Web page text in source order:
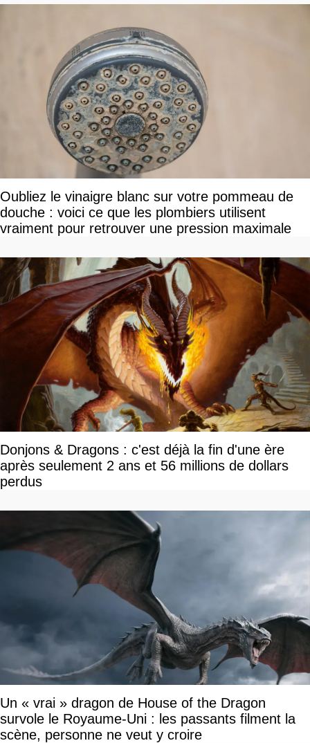
Oubliez le vinaigre blanc sur votre pommeau de
douche : voici ce que les plombiers utilisent
vraiment pour retrouver une pression maximale
Donjons & Dragons : c'est déjà la fin d'une ère
après seulement 2 ans et 56 millions de dollars
perdus
Un « vrai » dragon de House of the Dragon
survole le Royaume-Uni : les passants filment la
scène, personne ne veut y croire